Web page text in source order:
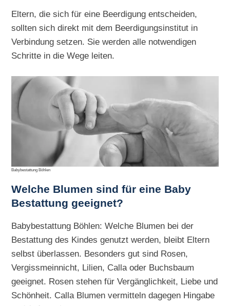
Eltern, die sich für eine Beerdigung entscheiden,
sollten sich direkt mit dem Beerdigungsinstitut in
Verbindung setzen. Sie werden alle notwendigen
Schritte in die Wege leiten.
Babybestattung Böhlen
Welche Blumen sind für eine Baby
Bestattung geeignet?
Babybestattung Böhlen: Welche Blumen bei der
Bestattung des Kindes genutzt werden, bleibt Eltern
selbst überlassen. Besonders gut sind Rosen,
Vergissmeinnicht, Lilien, Calla oder Buchsbaum
geeignet. Rosen stehen für Vergänglichkeit, Liebe und
Schönheit. Calla Blumen vermitteln dagegen Hingabe